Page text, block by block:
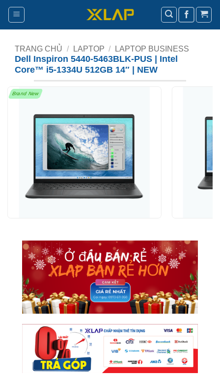
Bỏ
nội
TRANG CHỦ / LAPTOP / LAPTOP BUSINESS
Dell Inspiron 5440-5463BLK-PUS | Intel
Core™ i5-1334U 512GB 14″ | NEW
Brand New